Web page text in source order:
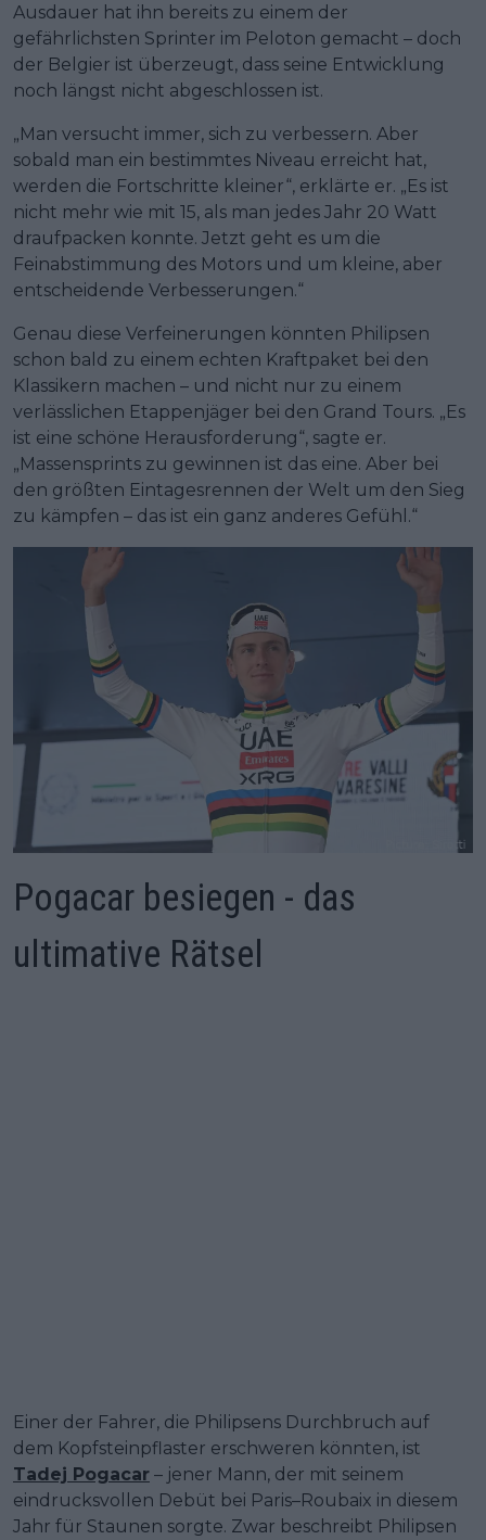
Ausdauer hat ihn bereits zu einem der
gefährlichsten Sprinter im Peloton gemacht – doch
der Belgier ist überzeugt, dass seine Entwicklung
noch längst nicht abgeschlossen ist.
„Man versucht immer, sich zu verbessern. Aber
sobald man ein bestimmtes Niveau erreicht hat,
werden die Fortschritte kleiner“, erklärte er. „Es ist
nicht mehr wie mit 15, als man jedes Jahr 20 Watt
draufpacken konnte. Jetzt geht es um die
Feinabstimmung des Motors und um kleine, aber
entscheidende Verbesserungen.“
Genau diese Verfeinerungen könnten Philipsen
schon bald zu einem echten Kraftpaket bei den
Klassikern machen – und nicht nur zu einem
verlässlichen Etappenjäger bei den Grand Tours. „Es
ist eine schöne Herausforderung“, sagte er.
„Massensprints zu gewinnen ist das eine. Aber bei
den größten Eintagesrennen der Welt um den Sieg
zu kämpfen – das ist ein ganz anderes Gefühl.“
Pogacar besiegen - das
ultimative Rätsel
Einer der Fahrer, die Philipsens Durchbruch auf
dem Kopfsteinpflaster erschweren könnten, ist
Tadej Pogacar – jener Mann, der mit seinem
eindrucksvollen Debüt bei Paris–Roubaix in diesem
Jahr für Staunen sorgte. Zwar beschreibt Philipsen